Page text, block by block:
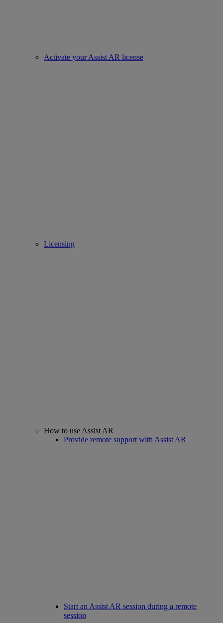
Activate your Assist AR license
Licensing
How to use Assist AR
Provide remote support with Assist AR
Start an Assist AR session during a remote
session